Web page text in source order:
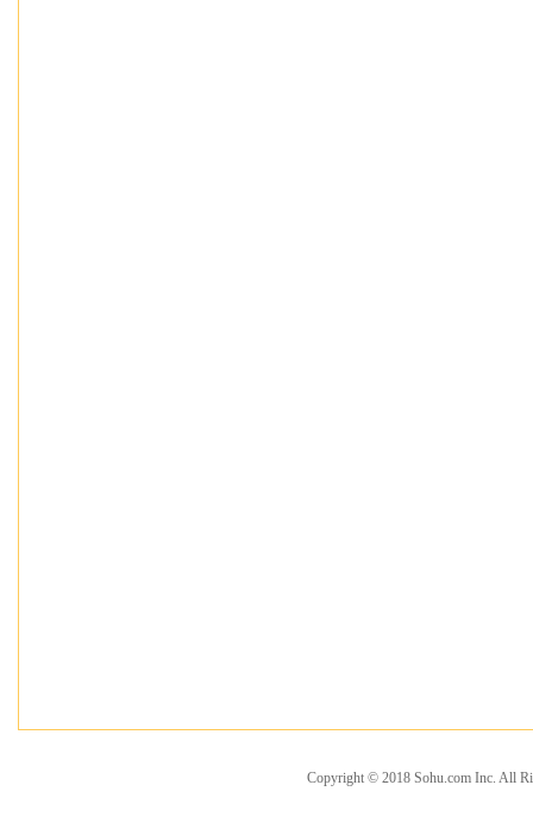
Copyright © 2018 Sohu.com Inc. All